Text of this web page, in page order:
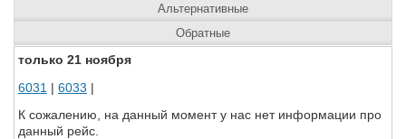
только 21 ноября
6031 | 6033 |
К сожалению, на данный момент у нас нет информации про
данный рейс.
Альтернативные
Обратные